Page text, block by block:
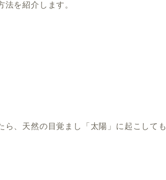
を紹介します。
、天然の目覚まし「太陽」に起こしても